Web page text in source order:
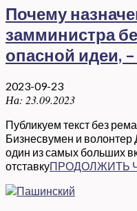
Почему
замминистра
опасной идеи,
2023-09-23
На: 23.09.2023
Публикуем текст без
Бизнесвумен и
один из самых больших
отставкуПРОДОЛЖИТЬ